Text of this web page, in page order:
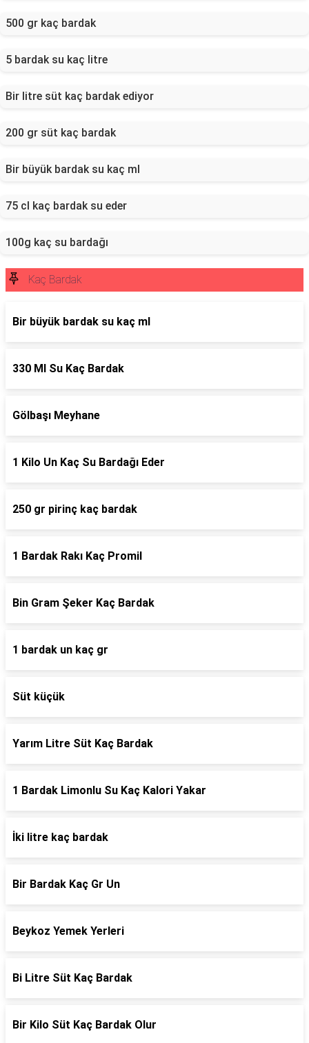
500 gr kaç bardak
5 bardak su kaç litre
Bir litre süt kaç bardak ediyor
200 gr süt kaç bardak
Bir büyük bardak su kaç ml
75 cl kaç bardak su eder
100g kaç su bardağı
Kaç Bardak
Bir büyük bardak su kaç ml
330 Ml Su Kaç Bardak
Gölbaşı Meyhane
1 Kilo Un Kaç Su Bardağı Eder
250 gr pirinç kaç bardak
1 Bardak Rakı Kaç Promil
Bin Gram Şeker Kaç Bardak
1 bardak un kaç gr
Süt küçük
Yarım Litre Süt Kaç Bardak
1 Bardak Limonlu Su Kaç Kalori Yakar
İki litre kaç bardak
Bir Bardak Kaç Gr Un
Beykoz Yemek Yerleri
Bi Litre Süt Kaç Bardak
Bir Kilo Süt Kaç Bardak Olur